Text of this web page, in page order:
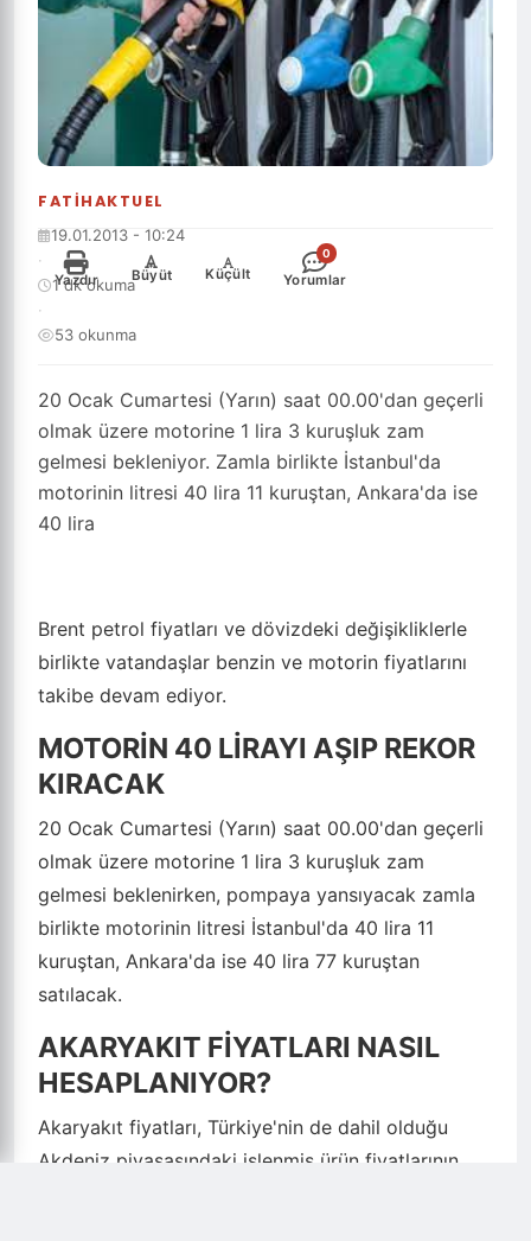
FATIHAKTUEL
20 Ocak Cumartesi (Yarın) saat 00.00'dan geçerli
olmak üzere motorine 1 lira 3 kuruşluk zam
gelmesi bekleniyor. Zamla birlikte İstanbul'da
motorinin litresi 40 lira 11 kuruştan, Ankara'da ise
40 lira
19.01.2013 - 10:24
·
1 dk okuma
·
53 okunma
Yazdır
+
Büyüt
-
Küçült
0
Yorumlar
Brent petrol fiyatları ve dövizdeki değişikliklerle
birlikte vatandaşlar benzin ve motorin fiyatlarını
takibe devam ediyor.
MOTORİN 40 LİRAYI AŞIP REKOR
KIRACAK
20 Ocak Cumartesi (Yarın) saat 00.00'dan geçerli
olmak üzere motorine 1 lira 3 kuruşluk zam
gelmesi beklenirken, pompaya yansıyacak zamla
birlikte motorinin litresi İstanbul'da 40 lira 11
kuruştan, Ankara'da ise 40 lira 77 kuruştan
satılacak.
AKARYAKIT FİYATLARI NASIL
HESAPLANIYOR?
Akaryakıt fiyatları, Türkiye'nin de dahil olduğu
Akdeniz piyasasındaki işlenmiş ürün fiyatlarının